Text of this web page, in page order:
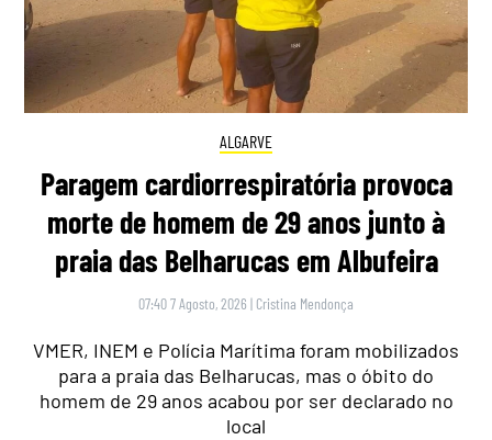
ALGARVE
Paragem cardiorrespiratória provoca
morte de homem de 29 anos junto à
praia das Belharucas em Albufeira
07:40 7 Agosto, 2026 | Cristina Mendonça
VMER, INEM e Polícia Marítima foram mobilizados
para a praia das Belharucas, mas o óbito do
homem de 29 anos acabou por ser declarado no
local